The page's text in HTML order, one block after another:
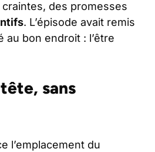
des promesses
. L’épisode avait remis
au bon endroit : l’être
sans
l’emplacement du